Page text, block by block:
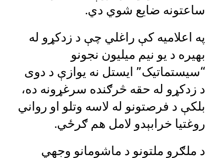
ساعتونه ضایع شوي دي.‌
په اعلامیه کې راغلي چې د زدکړو له
بهیره د یو نیم میلیون نجونو
“سیستماتیک” ایستل نه یوازې د دوی
د زدکړو له حقه څرګنده سرغړونه ده،
بلکې د فرصتونو له لاسه وتلو او رواني
روغتیا خرابېدو لامل هم ګرځي.
د ملګرو ملتونو د ماشومانو وجهي